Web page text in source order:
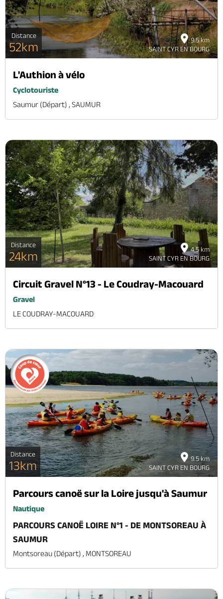
9.5 km
SAINT CYR EN BOURG
Distance
52km
L'Authion à vélo
Cyclotouriste
Saumur (départ) , SAUMUR
4.5 km
SAINT CYR EN BOURG
Distance
24km
Circuit Gravel N°13 - Le Coudray-Macouard
Gravel
LE COUDRAY-MACOUARD
9.5 km
SAINT CYR EN BOURG
Distance
13km
Parcours canoë sur la Loire jusqu'à Saumur
Nautique
PARCOURS CANOË LOIRE N°1 - DE MONTSOREAU À
SAUMUR
Montsoreau (départ) , MONTSOREAU